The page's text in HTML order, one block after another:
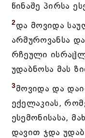
წინაშე პირსა
2და მოვიდა
არმუროვანსა
რჩეული
უდაბნოსა მას
3მოვიდა და
ექელაკიას,
ესემონისასა,
დავით ჯდა